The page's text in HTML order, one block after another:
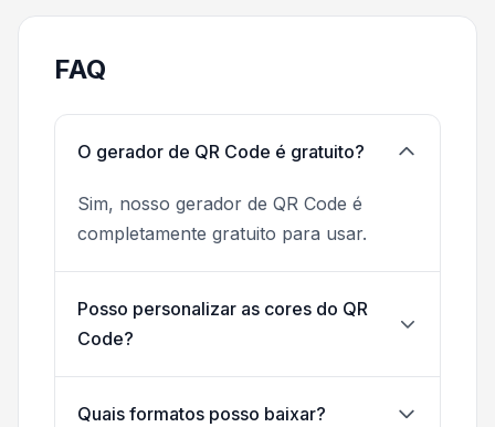
FAQ
O gerador de QR Code é gratuito?
Sim, nosso gerador de QR Code é
completamente gratuito para usar.
Posso personalizar as cores do QR
Code?
Quais formatos posso baixar?